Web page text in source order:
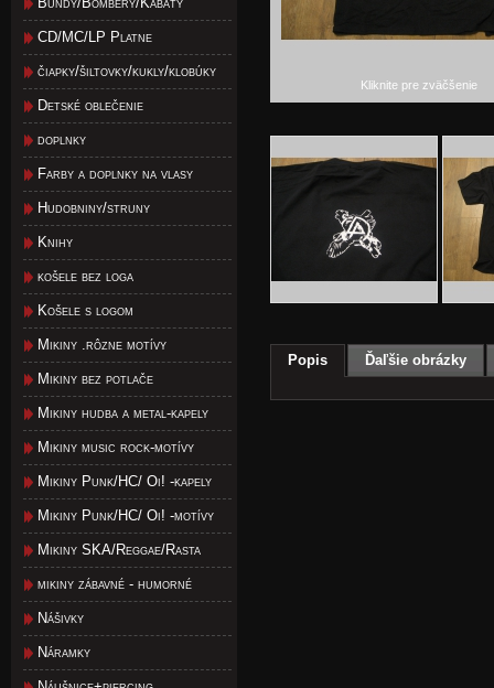
CD/MC/LP Platne
čiapky/šiltovky/kukly/klobúky
Detské oblečenie
doplnky
Farby a doplnky na vlasy
Hudobniny/struny
Knihy
košele bez loga
Košele s logom
Mikiny .rôzne motívy
Mikiny bez potlače
Mikiny hudba a metal-kapely
Mikiny music rock-motívy
Mikiny Punk/HC/ Oi! -kapely
Mikiny Punk/HC/ Oi! -motívy
Mikiny SKA/Reggae/Rasta
mikiny zábavné - humorné
Nášivky
Náramky
Kliknite pre zväčšenie
Popis Ďaľšie obrázky